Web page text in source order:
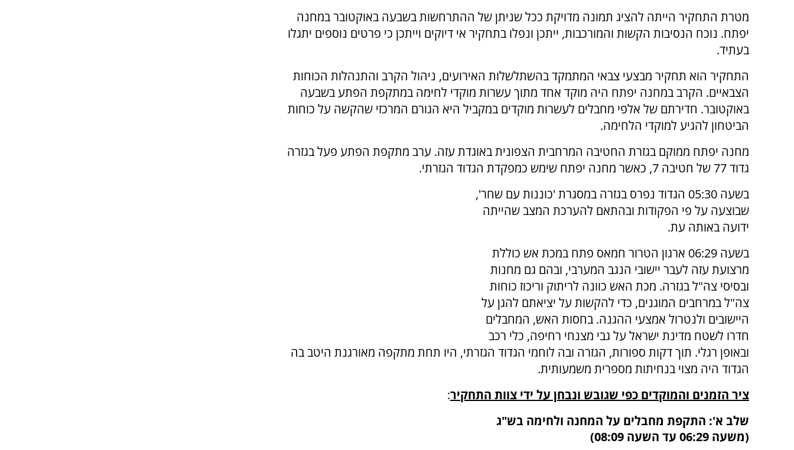
מטרת התחקיר הייתה להציג תמונה מדויקת ככל שניתן של ההתרחשות בשבעה באוקטובר במחנה
יפתח. נוכח הנסיבות הקשות והמורכבות, ייתכן ונפלו בתחקיר אי דיוקים וייתכן כי פרטים נוספים יתגלו
בעתיד.
התחקיר הוא תחקיר מבצעי צבאי המתמקד בהשתלשלות האירועים, ניהול הקרב והתנהלות הכוחות
הצבאיים. הקרב במחנה יפתח היה מוקד אחד מתוך עשרות מוקדי לחימה במתקפת הפתע בשבעה
באוקטובר. חדירתם של אלפי מחבלים לעשרות מוקדים במקביל היא הגורם המרכזי שהקשה על כוחות
הביטחון להגיע למוקדי הלחימה.
מחנה יפתח ממוקם בגזרת החטיבה המרחבית הצפונית באוגדת עזה. ערב מתקפת הפתע פעל בגזרה
גדוד 77 של חטיבה 7, כאשר מחנה יפתח שימש כמפקדת הגדוד הגזרתי.
בשעה 05:30 הגדוד נפרס בגזרה במסגרת 'כוננות עם שחר',
שבוצעה על פי הפקודות ובהתאם להערכת המצב שהייתה
ידועה באותה עת.
בשעה 06:29 ארגון הטרור חמאס פתח במכת אש כוללת
מרצועת עזה לעבר יישובי הנגב המערבי, ובהם גם מחנות
ובסיסי צה"ל בגזרה. מכת האש כוונה לריתוק וריכוז כוחות
צה"ל במרחבים המוגנים, כדי להקשות על יציאתם להגן על
היישובים ולנטרול אמצעי ההגנה. בחסות האש, המחבלים
חדרו לשטח מדינת ישראל על גבי מצנחי רחיפה, כלי רכב
ובאופן רגלי. תוך דקות ספורות, הגזרה ובה לוחמי הגדוד הגזרתי, היו תחת מתקפה מאורגנת היטב בה
הגדוד היה מצוי בנחיתות מספרית משמעותית.
ציר הזמנים והמוקדים כפי שגובש ונבחן על ידי צוות התחקיר:
שלב א': התקפת מחבלים על המחנה ולחימה בש"ג
(משעה 06:29 עד השעה 08:09)